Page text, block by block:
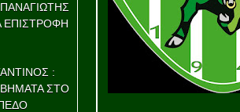
ΕΠΙΣΤΡΟΦΗ
:
ΣΤΟ